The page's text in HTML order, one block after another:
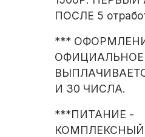
ПОСЛЕ 5
***
ОФИЦИАЛЬНОЕ
И 30 ЧИСЛА.
***ПИТАНИЕ -